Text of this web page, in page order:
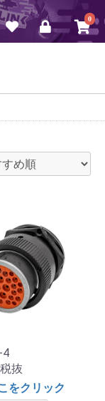
0
4
税抜
をクリック